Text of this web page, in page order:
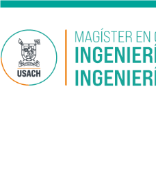
Skip to main content